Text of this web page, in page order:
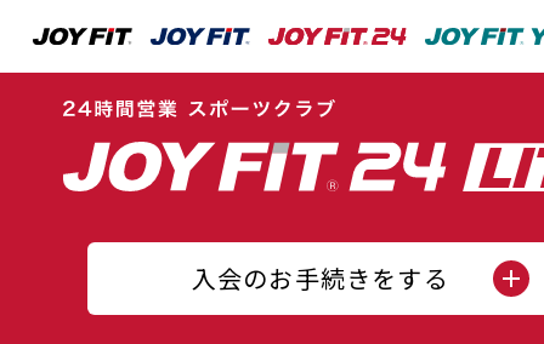
入会のお手続きをする